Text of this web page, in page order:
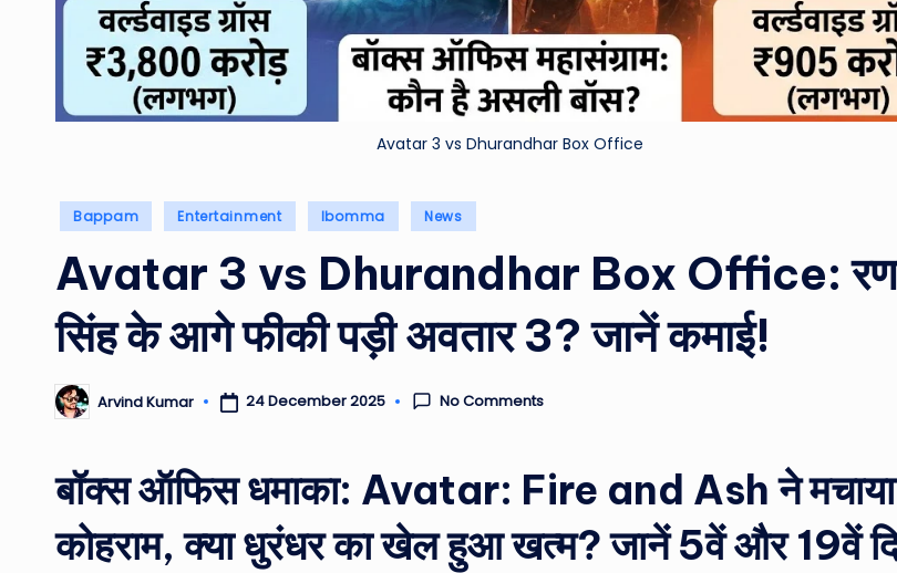
&
M
o
N
e
w
ro
u
Avatar 3 vs Dhurandhar Box Office
Posted
Bappam Entertainment Ibomma News
Avatar 3 vs Dhurandhar Box Office:
सिंह के आगे फीकी पड़ी अवतार 3? जानें कमाई!
Posted
by
Arvind Kumar 24 December 2025 No Comments
बॉक्स ऑफिस धमाका: Avatar: Fire and Ash ने मचाया
कोहराम, क्या धुरंधर का खेल हुआ खत्म? जानें 5वें और 19वें